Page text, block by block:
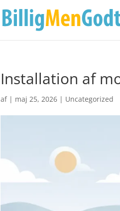
Installation af
af | maj 25, 2026 | Uncategorized